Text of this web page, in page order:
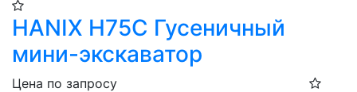
HANIX H75C Гусеничный
мини-экскаватор
Цена по запросу